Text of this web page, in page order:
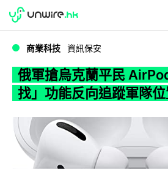
WWDC 2026
商業科技 資訊保安
俄軍搶烏克蘭平民
找」功能反向追蹤軍隊